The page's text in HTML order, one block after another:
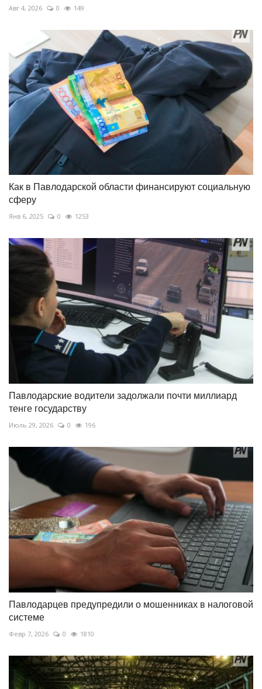
Авг 4, 2026 0 149
Как в Павлодарской области финансируют социальную
сферу
Янв 6, 2025 0 1253
Павлодарские водители задолжали почти миллиард
тенге государству
Июль 29, 2026 0 196
Павлодарцев предупредили о мошенниках в налоговой
системе
Февр 7, 2026 0 1810